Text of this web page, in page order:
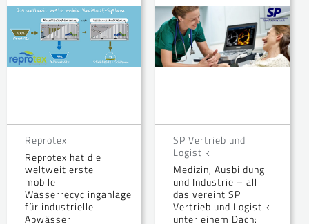
Reprotex
Reprotex hat die
weltweit erste
mobile
Wasserrecyclinganlage
für industrielle
Abwässer
SP Vertrieb und
Logistik
Medizin, Ausbildung
und Industrie – all
das vereint SP
Vertrieb und Logistik
unter einem Dach: